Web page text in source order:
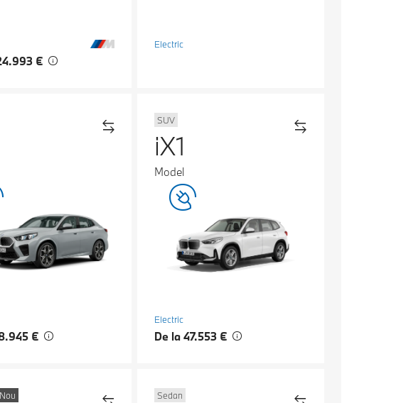
€
Electric
€
SUV
iX1
Model
Electric
De la 47.553 €
Nou Sedan